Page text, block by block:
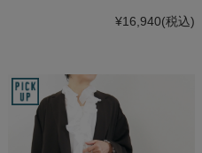
¥16,940(税込)